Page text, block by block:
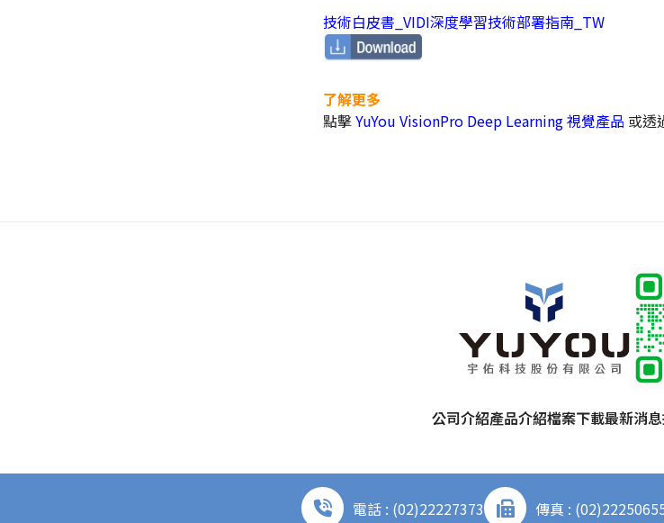
技術白皮書_VIDI深度學習技術部署指南_TW
了解更多
點擊YuYou VisionPro Deep Learning 視覺產品 或透
公司介紹產品介紹檔案下載最新消息
電話 : (02)22227373 傳真 :